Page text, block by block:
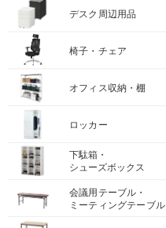
デスク周辺用品
椅子・チェア
オフィス収納・棚
ロッカー
下駄箱・
シューズボックス
会議用テーブル・
ミーティングテーブル